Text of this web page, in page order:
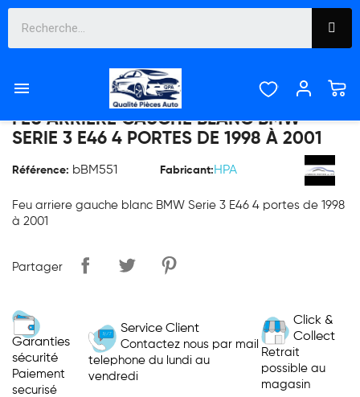

FEU ARRIERE GAUCHE BLANC BMW
SERIE 3 E46 4 PORTES DE 1998 À 2001
Référence: bBM551 Fabricant: HPA
Feu arriere gauche blanc BMW Serie 3 E46 4 portes de 1998
à 2001
Partager
Garanties
sécurité
Paiement
securisé
Service Client
Contactez nous par mail
telephone du lundi au
vendredi
Click &
Collect
Retrait
possible au
magasin